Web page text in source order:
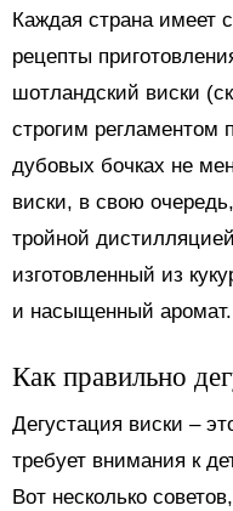
Каждая страна имеет
рецепты
шотландский виски
строгим регламентом
дубовых бочках не
виски, в свою
тройной
изготовленный из
и насыщенный аромат.
Как правильно
Дегустация виски –
требует внимания к
Вот несколько